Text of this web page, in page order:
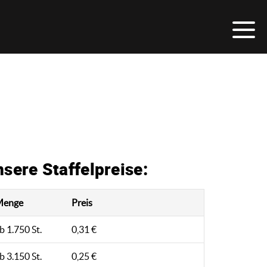
Staffelpreise:
Preis
1.750 St. 0,31 €
3.150 St. 0,25 €